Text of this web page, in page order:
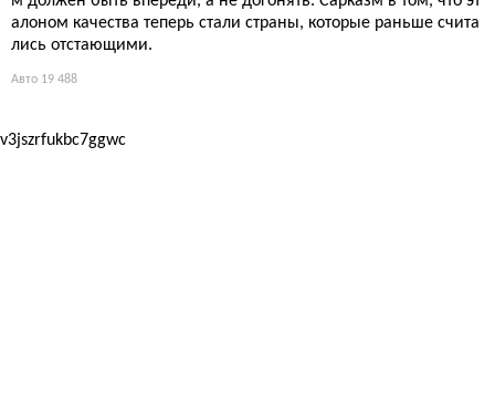
алоном качества теперь стали страны, которые раньше счита
лись отстающими.
Авто 19 488
v3jszrfukbc7ggwc